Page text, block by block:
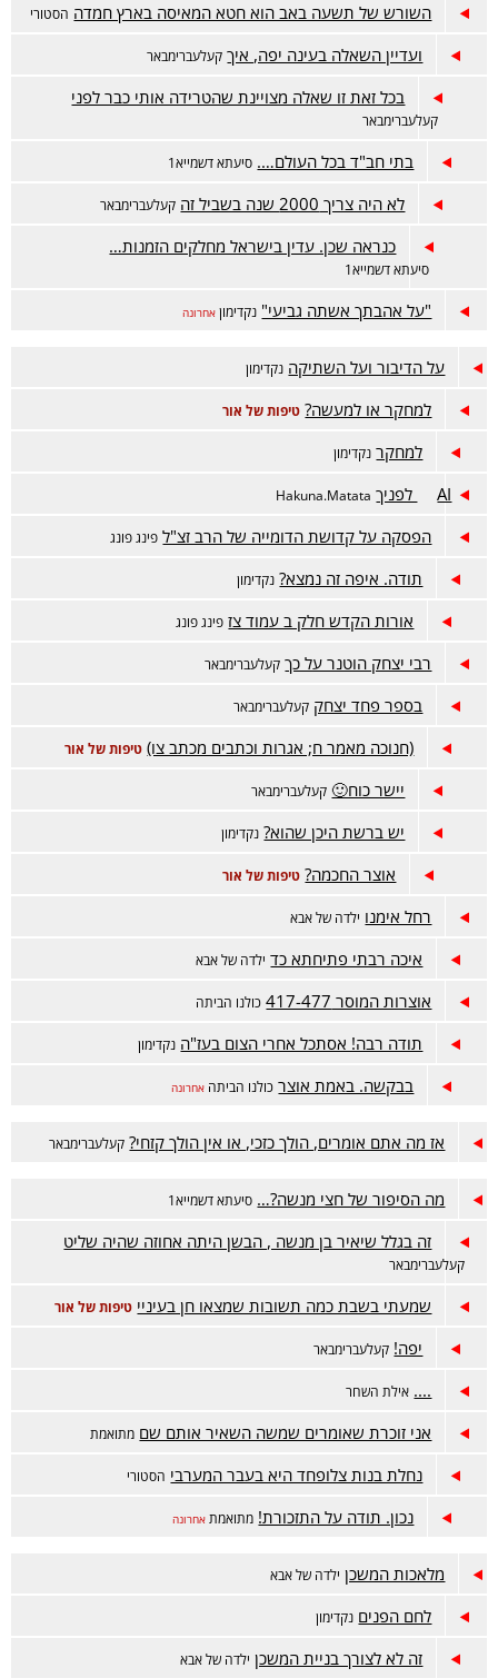
השורש של תשעה באב הוא חטא המאיסה בארץ חמדה הסטורי
ועדיין השאלה בעינה יפה, איך קעלעברימבאר
בכל זאת זו שאלה מצויינת שהטרידה אותי כבר לפני
קעלעברימבאר
בתי חב"ד בכל העולם…. סיעתא דשמייא1
לא היה צריך 2000 שנה בשביל זה קעלעברימבאר
כנראה שכן. עדין בישראל מחלקים הזמנות…
סיעתא דשמייא1
"על אהבתך אשתה גביעי" נקדימון אחרונה
על הדיבור ועל השתיקה נקדימון
למחקר או למעשה? טיפות של אור
למחקר נקדימון
AI לפניך Hakuna.Matata
הפסקה על קדושת הדומייה של הרב זצ"ל פינג פונג
תודה. איפה זה נמצא? נקדימון
אורות הקדש חלק ב עמוד צז פינג פונג
רבי יצחק הוטנר על כך קעלעברימבאר
בספר פחד יצחק קעלעברימבאר
(חנוכה מאמר ח; אגרות וכתבים מכתב צו) טיפות של אור
יישר כוח🙂 קעלעברימבאר
יש ברשת היכן שהוא? נקדימון
אוצר החכמה? טיפות של אור
רחל אימנו ילדה של אבא
איכה רבתי פתיחתא כד ילדה של אבא
אוצרות המוסר 417-477 כולנו הביתה
תודה רבה! אסתכל אחרי הצום בעז"ה נקדימון
בבקשה. באמת אוצר כולנו הביתה אחרונה
אז מה אתם אומרים, הולך כזכי, או אין הולך קזחי? קעלעברימבאר
מה הסיפור של חצי מנשה?… סיעתא דשמייא1
זה בגלל שיאיר בן מנשה , הבשן היתה אחוזה שהיה שליט
קעלעברימבאר
שמעתי בשבת כמה תשובות שמצאו חן בעיניי טיפות של אור
יפה! קעלעברימבאר
.... אילת השחר
אני זוכרת שאומרים שמשה השאיר אותם שם מתואמת
נחלת בנות צלופחד היא בעבר המערבי הסטורי
נכון. תודה על התזכורת! מתואמת אחרונה
מלאכות המשכן ילדה של אבא
לחם הפנים נקדימון
זה לא לצורך בניית המשכן ילדה של אבא